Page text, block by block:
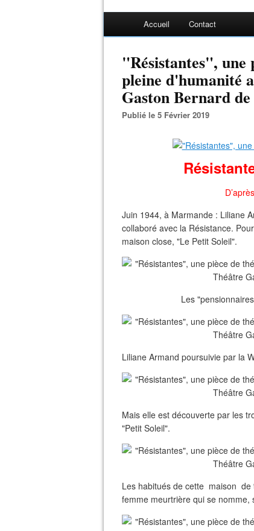
Accueil Contact
"Résistantes", une
pleine d'humanité
Gaston Bernard
Publié le 5 Février 2019
Juin 1944, à Marmande : Liliane
collaboré avec la Résistance.
maison close, "Le Petit Soleil".
Les
Liliane Armand poursuivie par la
Mais elle est découverte par les
"Petit Soleil".
Les habitués de cette maison de
femme meurtrière qui se nomme,